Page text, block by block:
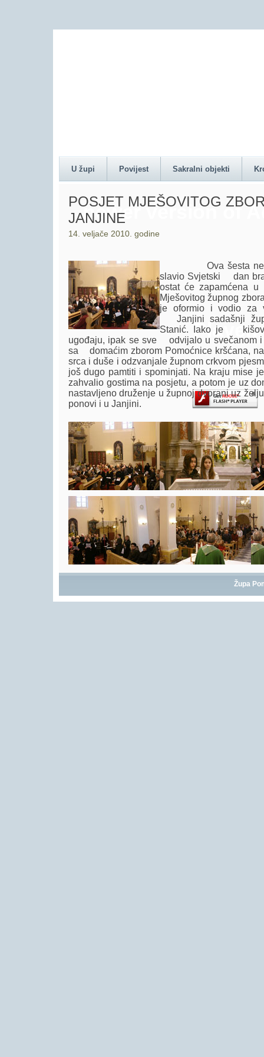
newer version of
Player.
U župi Povijest Sakralni objekti
POSJET MJEŠOVITOG
JANJINE
14. veljače 2010. godine
Ova šesta
slavio Svjetski dan
ostat će zapamćena
Mješovitog župnog
je oformio i vodio za
Janjini sadašnji
Stanić. Iako je
ugođaju, ipak se sve odvijalo u svečanom i
sa domaćim zborom Pomoćnice kršćana,
srca i duše i odzvanjale župnom crkvom
još dugo pamtiti i spominjati. Na kraju mise
zahvalio gostima na posjetu, a potom je uz
nastavljeno druženje u župnoj dvorani uz
ponovi i u Janjini.
Župa